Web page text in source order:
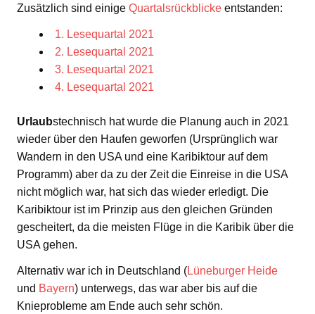
Zusätzlich sind einige Quartalsrückblicke entstanden:
1. Lesequartal 2021
2. Lesequartal 2021
3. Lesequartal 2021
4. Lesequartal 2021
Urlaubstechnisch hat wurde die Planung auch in 2021
wieder über den Haufen geworfen (Ursprünglich war
Wandern in den USA und eine Karibiktour auf dem
Programm) aber da zu der Zeit die Einreise in die USA
nicht möglich war, hat sich das wieder erledigt. Die
Karibiktour ist im Prinzip aus den gleichen Gründen
gescheitert, da die meisten Flüge in die Karibik über die
USA gehen.
Alternativ war ich in Deutschland (Lüneburger Heide
und Bayern) unterwegs, das war aber bis auf die
Knieprobleme am Ende auch sehr schön.